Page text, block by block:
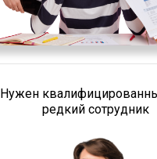
Нужен
редкий сотрудник